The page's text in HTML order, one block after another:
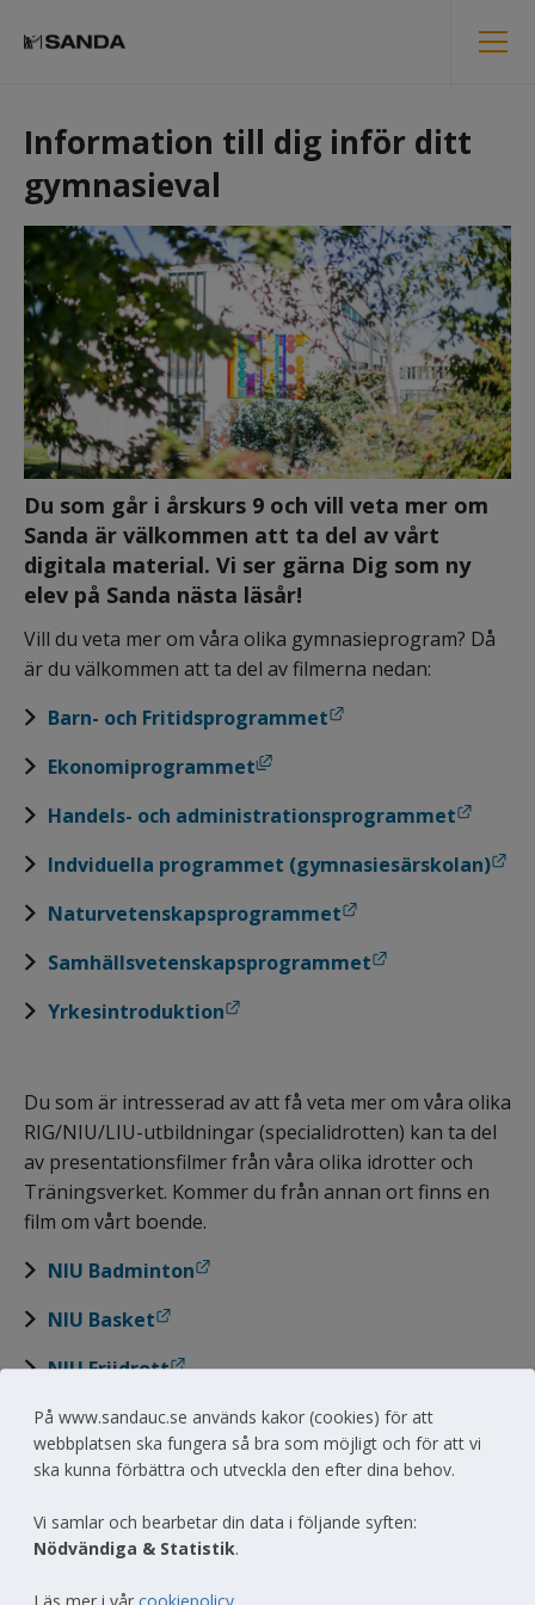
Information till dig inför ditt
gymnasieval
Du som går i årskurs 9 och vill veta mer om
Sanda är välkommen att ta del av vårt
digitala material. Vi ser gärna Dig som ny
elev på Sanda nästa läsår!
Vill du veta mer om våra olika gymnasieprogram? Då
är du välkommen att ta del av filmerna nedan:
Barn- och Fritidsprogrammet
Länk till annan webbplats.
Ekonomiprogrammet
Länk till annan webbplats, öppnas i nytt fönster.
Handels- och administrationsprogrammet
Länk till annan webbplats.
Indviduella programmet (gymnasiesärskolan)
Länk till annan webbplats.
Naturvetenskapsprogrammet
Länk till annan webbplats.
Samhällsvetenskapsprogrammet
Länk till annan webbplats.
Yrkesintroduktion
Länk till annan webbplats.
Du som är intresserad av att få veta mer om våra olika
RIG/NIU/LIU-utbildningar (specialidrotten) kan ta del
av presentationsfilmer från våra olika idrotter och
Träningsverket. Kommer du från annan ort finns en
film om vårt boende.
NIU Badminton
Länk till annan webbplats.
NIU Basket
Länk till annan webbplats.
NIU Friidrott
Länk till annan webbplats.
NIU Fotboll
Länk till annan webbplats.
NIU Golf
Länk till annan webbplats.
NIU Handboll
Länk till annan webbplats.
NIU Innebandy
Länk till annan webbplats.
På www.sandauc.se används kakor (cookies) för att
webbplatsen ska fungera så bra som möjligt och för att vi
ska kunna förbättra och utveckla den efter dina behov.
Vi samlar och bearbetar din data i följande syften:
Nödvändiga & Statistik.